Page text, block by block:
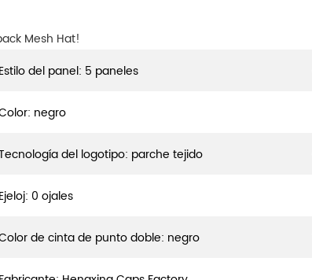
Mesh Hat!
Estilo del panel: 5 paneles
negro
del logotipo: parche tejido
Ejeloj: 0 ojales
de cinta de punto doble: negro